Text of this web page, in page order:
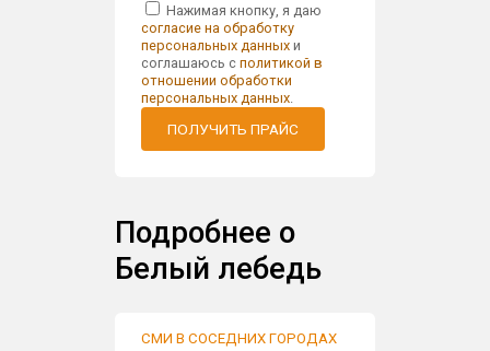
Нажимая кнопку, я даю
согласие на обработку
персональных данныхи
соглашаюсь с политикой в
отношении обработки
персональных данных.
ПОЛУЧИТЬ ПРАЙС
Подробнее о
Белый лебедь
СМИ В СОСЕДНИХ ГОРОДАХ